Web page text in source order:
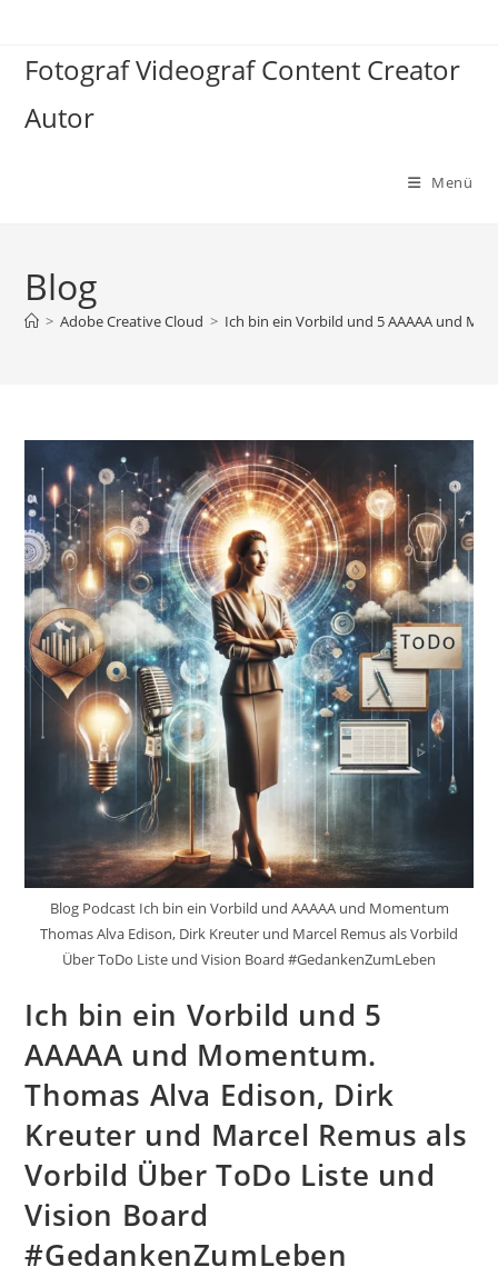
springen
Fotograf Videograf Content Creator
Autor
Menü
Blog
> Adobe Creative Cloud > Ich bin ein Vorbild und 5 AAAAA und
Blog Podcast Ich bin ein Vorbild und AAAAA und Momentum
Thomas Alva Edison, Dirk Kreuter und Marcel Remus als Vorbild
Über ToDo Liste und Vision Board #GedankenZumLeben
Ich bin ein Vorbild und 5
AAAAA und Momentum.
Thomas Alva Edison, Dirk
Kreuter und Marcel Remus als
Vorbild Über ToDo Liste und
Vision Board
#GedankenZumLeben